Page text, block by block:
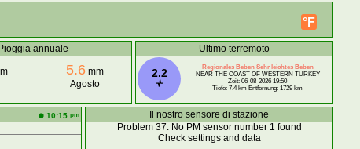
°F
Pioggia annuale
5.6 mm
Agosto
Ultimo terremoto
2.2
Regionales Beben Sehr leichtes Beben
NEAR THE COAST OF WESTERN TURKEY
Zeit: 06-08-2026 19:50
Tiefe: 7.4 km Entfernung: 1729 km
10:15 pm
Il nostro sensore di stazione
Problem 37: No PM sensor number 1 found
Check settings and data